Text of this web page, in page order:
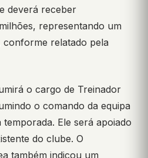
deverá receber
representando um
relatado pela
o cargo de Treinador
o comando da equipa
Ele será apoiado
do clube. O
também indicou um